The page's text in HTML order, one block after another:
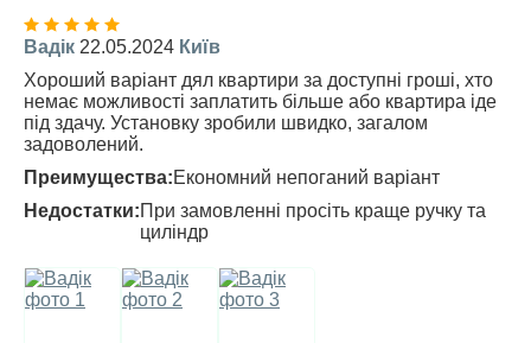
Вадік 22.05.2024 Київ
Хороший варіант дял квартири за доступні гроші, хто
немає можливості заплатить більше або квартира іде
під здачу. Установку зробили швидко, загалом
задоволений.
Преимущества:Економний непоганий варіант
Недостатки:При замовленні просіть краще ручку та
циліндр